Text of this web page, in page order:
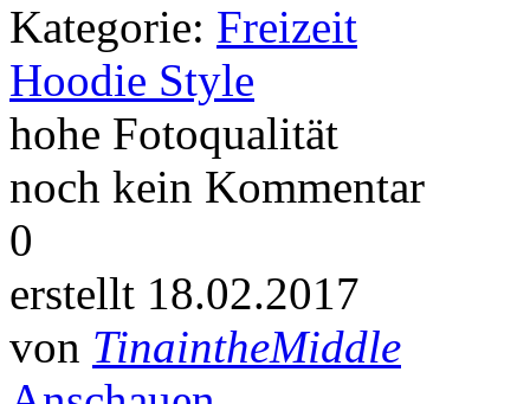
Kategorie: Freizeit
Hoodie Style
hohe Fotoqualität
noch kein Kommentar
0
erstellt 18.02.2017
von TinaintheMiddle